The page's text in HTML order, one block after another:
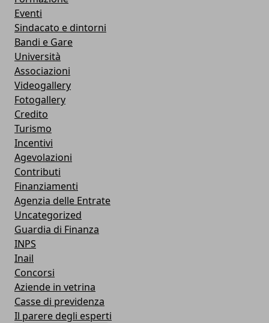
Eventi
Sindacato e dintorni
Bandi e Gare
Università
Associazioni
Videogallery
Fotogallery
Credito
Turismo
Incentivi
Agevolazioni
Contributi
Finanziamenti
Agenzia delle Entrate
Uncategorized
Guardia di Finanza
INPS
Inail
Concorsi
Aziende in vetrina
Casse di previdenza
Il parere degli esperti